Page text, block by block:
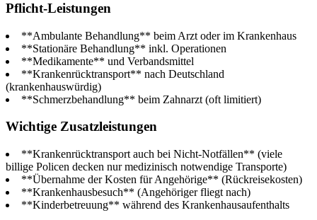
Pflicht-Leistungen
**Ambulante Behandlung** beim Arzt oder im Krankenhaus
**Stationäre Behandlung** inkl. Operationen
**Medikamente** und Verbandsmittel
**Krankenrücktransport** nach Deutschland
(krankenhauswürdig)
**Schmerzbehandlung** beim Zahnarzt (oft limitiert)
Wichtige Zusatzleistungen
**Krankenrücktransport auch bei Nicht-Notfällen** (viele
billige Policen decken nur medizinisch notwendige Transporte)
**Übernahme der Kosten für Angehörige** (Rückreisekosten)
**Krankenhausbesuch** (Angehöriger fliegt nach)
**Kinderbetreuung** während des Krankenhausaufenthalts